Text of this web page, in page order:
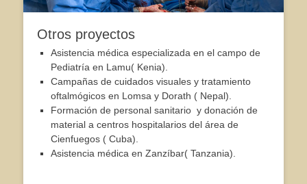
Otros proyectos
Asistencia médica especializada en el campo de
Pediatría en Lamu( Kenia).
Campañas de cuidados visuales y tratamiento
oftalmógicos en Lomsa y Dorath ( Nepal).
Formación de personal sanitario y donación de
material a centros hospitalarios del área de
Cienfuegos ( Cuba).
Asistencia médica en Zanzíbar( Tanzania).